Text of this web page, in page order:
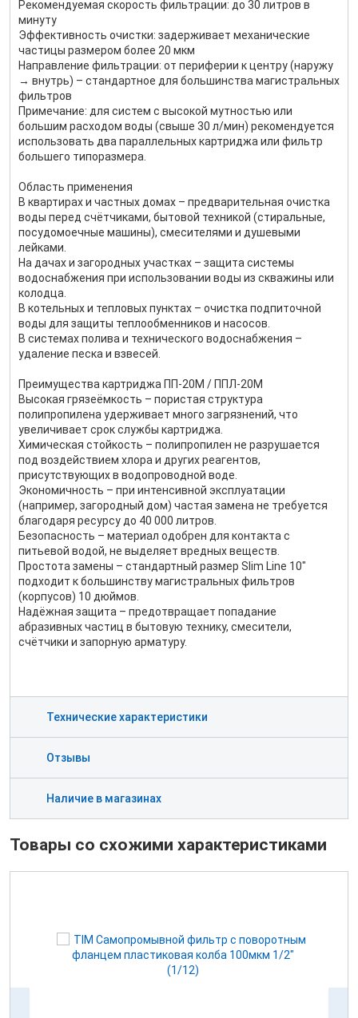
Рекомендуемая скорость фильтрации: до 30 литров в
минуту
Эффективность очистки: задерживает механические
частицы размером более 20 мкм
Направление фильтрации: от периферии к центру (наружу
→ внутрь) – стандартное для большинства магистральных
фильтров
Примечание: для систем с высокой мутностью или
большим расходом воды (свыше 30 л/мин) рекомендуется
использовать два параллельных картриджа или фильтр
большего типоразмера.
Область применения
В квартирах и частных домах – предварительная очистка
воды перед счётчиками, бытовой техникой (стиральные,
посудомоечные машины), смесителями и душевыми
лейками.
На дачах и загородных участках – защита системы
водоснабжения при использовании воды из скважины или
колодца.
В котельных и тепловых пунктах – очистка подпиточной
воды для защиты теплообменников и насосов.
В системах полива и технического водоснабжения –
удаление песка и взвесей.
Преимущества картриджа ПП‑20M / ППЛ‑20М
Высокая грязеёмкость – пористая структура
полипропилена удерживает много загрязнений, что
увеличивает срок службы картриджа.
Химическая стойкость – полипропилен не разрушается
под воздействием хлора и других реагентов,
присутствующих в водопроводной воде.
Экономичность – при интенсивной эксплуатации
(например, загородный дом) частая замена не требуется
благодаря ресурсу до 40 000 литров.
Безопасность – материал одобрен для контакта с
питьевой водой, не выделяет вредных веществ.
Простота замены – стандартный размер Slim Line 10″
подходит к большинству магистральных фильтров
(корпусов) 10 дюймов.
Надёжная защита – предотвращает попадание
абразивных частиц в бытовую технику, смесители,
счётчики и запорную арматуру.
Технические характеристики
Отзывы
Наличие в магазинах
Товары со схожими характеристиками